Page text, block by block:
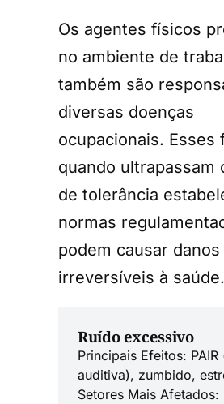
Os agentes físicos
no ambiente de
também são
diversas doenças
ocupacionais. Esses
quando ultrapassam
de tolerância
normas
podem causar danos
irreversíveis à saúde.
Ruído excessivo
Principais Efeitos: PAIR
auditiva), zumbido,
Setores Mais Afetados: